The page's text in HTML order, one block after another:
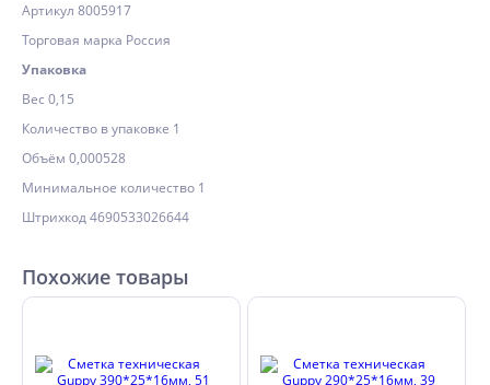
Артикул 8005917
Торговая марка Россия
Упаковка
Вес 0,15
Количество в упаковке 1
Объём 0,000528
Минимальное количество 1
Штрихкод 4690533026644
Похожие товары